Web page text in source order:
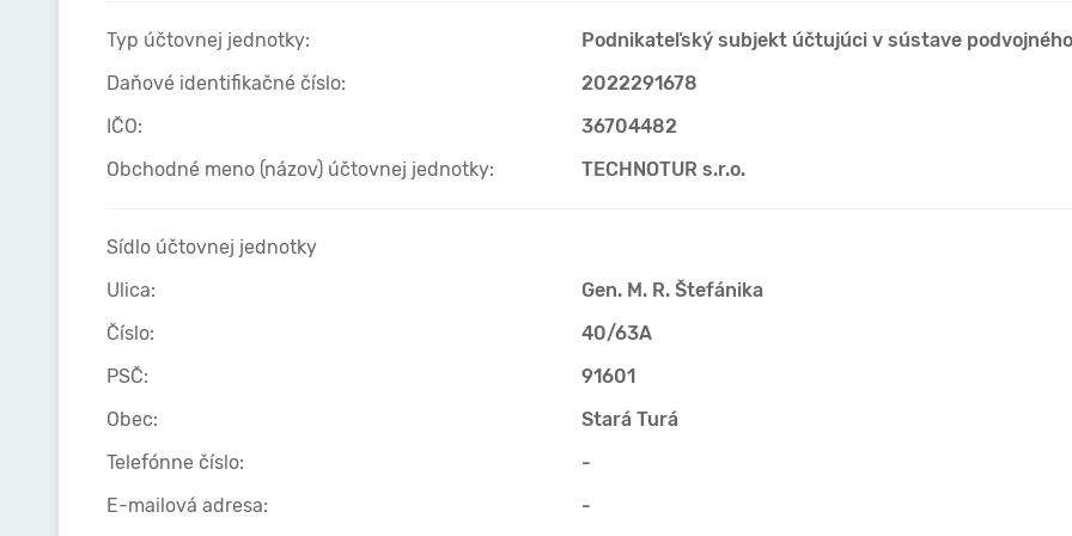
Typ účtovnej jednotky:
Podnikateľský subjekt účtujúci v sústave
Daňové identifikačné číslo:
2022291678
IČO:
36704482
Obchodné meno (názov) účtovnej jednotky:
TECHNOTUR s.r.o.
Sídlo účtovnej jednotky
Ulica:
Gen. M. R. Štefánika
Číslo:
40/63A
PSČ:
91601
Obec:
Stará Turá
Telefónne číslo:
-
E-mailová adresa:
-